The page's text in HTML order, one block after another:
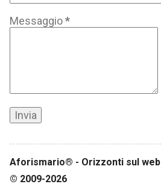
Messaggio*
Aforismario® - Orizzonti sul web
© 2009-2026